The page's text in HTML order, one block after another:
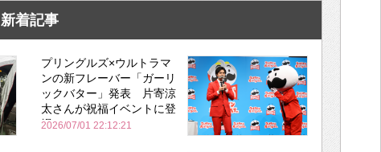
新着記事
プリングルズ×ウルトラマ
ンの新フレーバー「ガーリ
ックバター」発表 片寄涼
太さんが祝福イベントに登
場
2026/07/01 22:12:21